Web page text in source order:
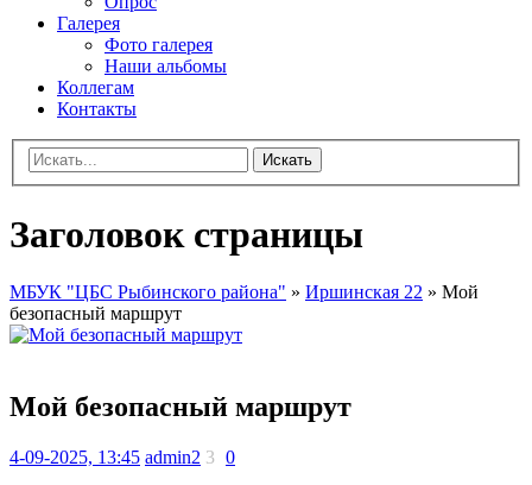
Галерея
Фото галерея
Наши альбомы
Коллегам
Контакты
Искать
Заголовок страницы
МБУК "ЦБС Рыбинского района" » Иршинская 22 » Мой
безопасный маршрут
Мой безопасный маршрут
4-09-2025, 13:45 admin2 3 0